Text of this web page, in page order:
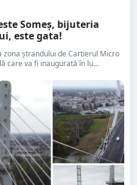
Someș, bijuteria
este gata!
zona ștrandului de Cartierul Micro
care va fi inaugurată în lu...